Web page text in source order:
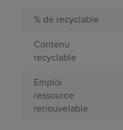
% de recyclable
Contenu
recyclable
Emploi
ressource
renouvelable